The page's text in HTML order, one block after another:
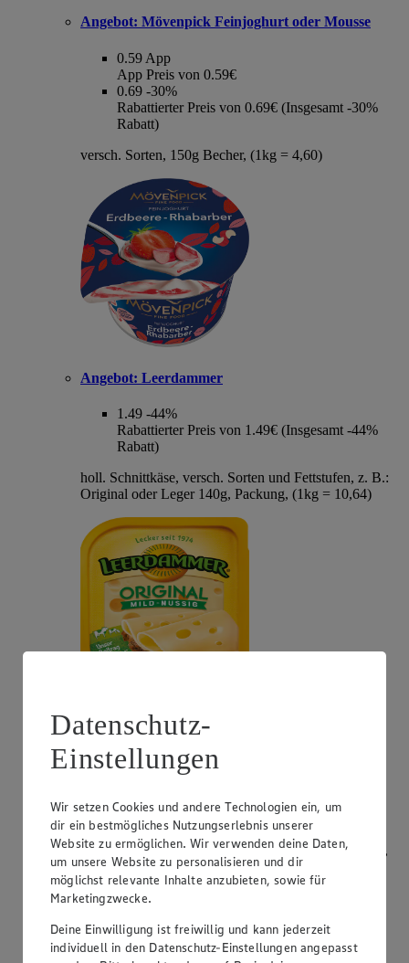
Angebot: Mövenpick Feinjoghurt oder Mousse
0.59 App
App Preis von 0.59€
0.69 -30%
Rabattierter Preis von 0.69€ (Insgesamt -30%
Rabatt)
versch. Sorten, 150g Becher, (1kg = 4,60)
Angebot: Leerdammer
1.49 -44%
Rabattierter Preis von 1.49€ (Insgesamt -44%
Rabatt)
holl. Schnittkäse, versch. Sorten und Fettstufen, z. B.:
Original oder Leger 140g, Packung, (1kg = 10,64)
Angebot: Bresso
0.99 App
App Preis von 0.99€
Rabattierter Preis von 1.11€ (Insgesamt -53%
Rabatt)
Frischkäsezubereitung, versch. Sorten und Fettstufen,
120/150g Packung/Becher, (1kg = 9,25/7,40)
Datenschutz-
Einstellungen
Wir setzen Cookies und andere Technologien ein, um
dir ein bestmögliches Nutzungserlebnis unserer
Website zu ermöglichen. Wir verwenden deine Daten,
um unsere Website zu personalisieren und dir
möglichst relevante Inhalte anzubieten, sowie für
Marketingzwecke.
Deine Einwilligung ist freiwillig und kann jederzeit
individuell in den Datenschutz-Einstellungen angepasst